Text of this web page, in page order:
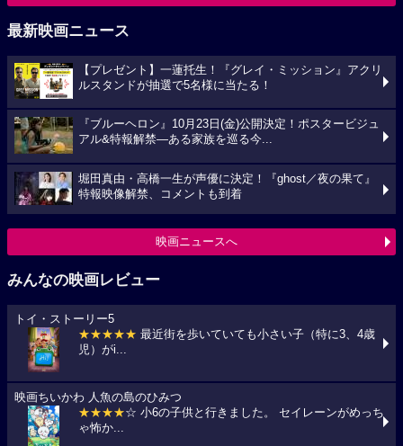
最新映画ニュース
【プレゼント】一蓮托生！『グレイ・ミッション』アクリ
ルスタンドが抽選で5名様に当たる！
『ブルーヘロン』10月23日(金)公開決定！ポスタービジュ
アル&特報解禁―ある家族を巡る今...
堀田真由・高橋一生が声優に決定！『ghost／夜の果て』
特報映像解禁、コメントも到着
映画ニュースへ
みんなの映画レビュー
トイ・ストーリー5
★★★★★ 最近街を歩いていても小さい子（特に3、4歳
児）がi...
映画ちいかわ 人魚の島のひみつ
★★★★☆ 小6の子供と行きました。 セイレーンがめっち
ゃ怖か...